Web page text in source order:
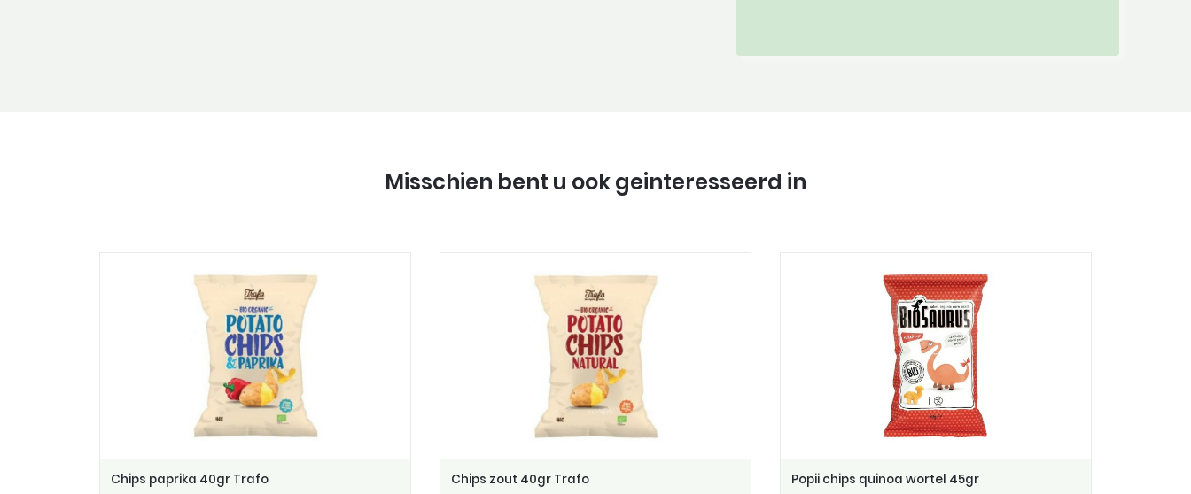
Misschien bent u ook geinteresseerd in
Chips paprika 40gr Trafo Chips zout 40gr Trafo Popii chips quinoa wortel 45gr